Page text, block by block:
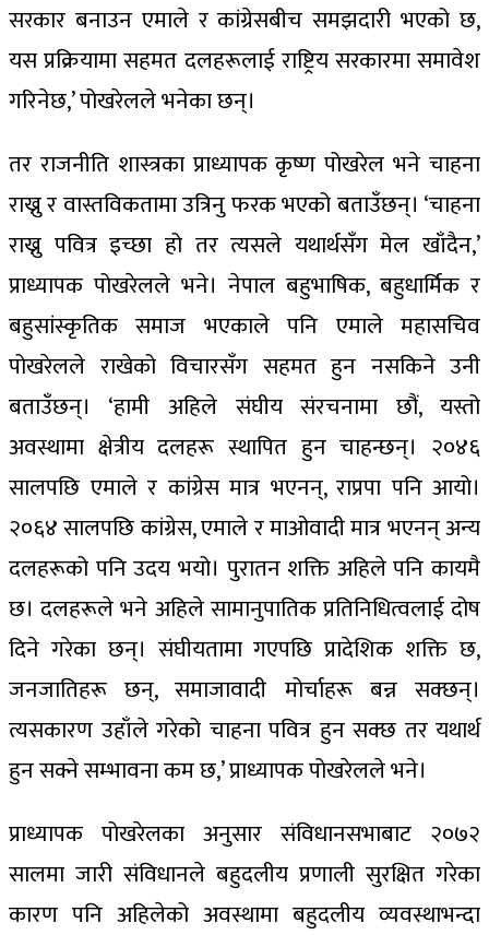
सरकार बनाउन एमाले र कांग्रेसबीच समझदारी भएको छ,
यस प्रक्रियामा सहमत दलहरूलाई राष्ट्रिय सरकारमा समावेश
गरिनेछ,’ पोखरेलले भनेका छन्।
तर राजनीति शास्त्रका प्राध्यापक कृष्ण पोखरेल भने चाहना
राख्नु र वास्तविकतामा उत्रिनु फरक भएको बताउँछन्। ‘चाहना
राख्नु पवित्र इच्छा हो तर त्यसले यथार्थसँग मेल खाँदैन,’
प्राध्यापक पोखरेलले भने। नेपाल बहुभाषिक, बहुधार्मिक र
बहुसांस्कृतिक समाज भएकाले पनि एमाले महासचिव
पोखरेलले राखेको विचारसँग सहमत हुन नसकिने उनी
बताउँछन्। ‘हामी अहिले संघीय संरचनामा छौं, यस्तो
अवस्थामा क्षेत्रीय दलहरू स्थापित हुन चाहन्छन्। २०४६
सालपछि एमाले र कांग्रेस मात्र भएनन्, राप्रपा पनि आयो।
२०६४ सालपछि कांग्रेस, एमाले र माओवादी मात्र भएनन् अन्य
दलहरूको पनि उदय भयो। पुरातन शक्ति अहिले पनि कायमै
छ। दलहरूले भने अहिले सामानुपातिक प्रतिनिधित्वलाई दोष
दिने गरेका छन्। संघीयतामा गएपछि प्रादेशिक शक्ति छ,
जनजातिहरू छन्, समाजावादी मोर्चाहरू बन्न सक्छन्।
त्यसकारण उहाँले गरेको चाहना पवित्र हुन सक्छ तर यथार्थ
हुन सक्ने सम्भावना कम छ,’ प्राध्यापक पोखरेलले भने।
प्राध्यापक पोखरेलका अनुसार संविधानसभाबाट २०७२
सालमा जारी संविधानले बहुदलीय प्रणाली सुरक्षित गरेका
कारण पनि अहिलेको अवस्थामा बहुदलीय व्यवस्थाभन्दा